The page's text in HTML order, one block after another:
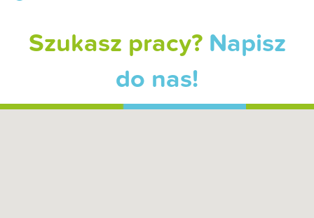
Szukasz pracy? Napisz
do nas!